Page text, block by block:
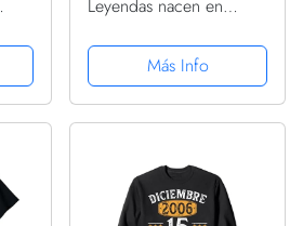
Leyendas nacen en
CamisetaMás Info